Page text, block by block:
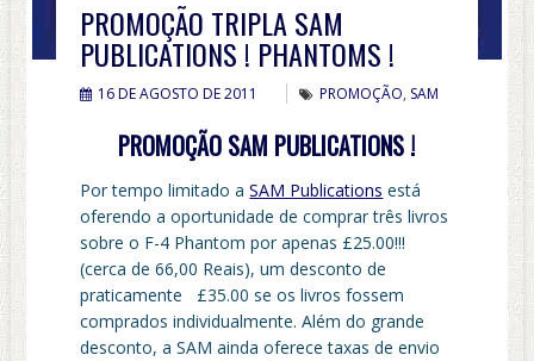
PROMOÇÃO TRIPLA SAM
PUBLICATIONS ! PHANTOMS !
16 DE AGOSTO DE 2011 PROMOÇÃO, SAM
PROMOÇÃO SAM PUBLICATIONS !
Por tempo limitado aSAM Publications está
oferendo a oportunidade de comprar três livros
sobre o F-4 Phantom por apenas £25.00!!!
(cerca de 66,00 Reais), um desconto de
praticamente £35.00 se os livros fossem
comprados individualmente. Além do grande
desconto, a SAM ainda oferece taxas de envio